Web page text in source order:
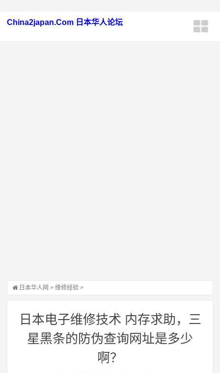
China2japan.Com 日本华人论坛
日本华人网 > 维修经验 >
日本电子维修技术 内存求助，三
星黑条的防伪查询网址是多少
啊？